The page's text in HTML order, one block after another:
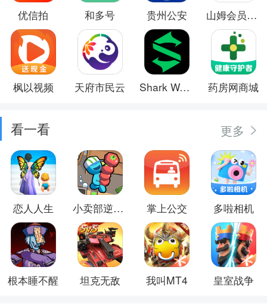
优信拍 和多号 贵州公安 山姆会员商店
枫以视频 天府市民云 Shark Wear 药房网商城
看一看 更多
恋人人生 小卖部逆袭记 掌上公交 多啦相机
根本睡不醒 坦克无敌 我叫MT4 皇室战争